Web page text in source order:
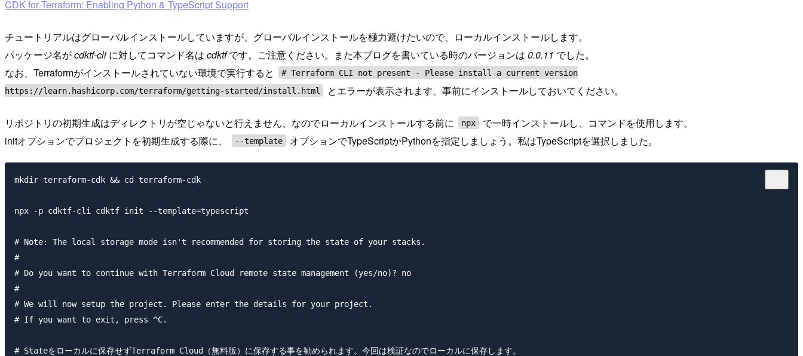
CDK for Terraform: Enabling Python & TypeScript Support
チュートリアルはグローバルインストールしていますが、グローバルインストールを極力避けたいので、ローカルインストールします。
パッケージ名がcdktf-cli に対してコマンド名は cdktfです。ご注意ください。また本ブログを書いている時のバージョンは 0.0.11 でした。
なお、Terraformがインストールされていない環境で実行すると
# Terraform CLI not present - Please install a current version
https://learn.hashicorp.com/terraform/getting-started/install.html
とエラーが表示されます、事前にインストールしておいてください。
リポジトリの初期生成はディレクトリが空じゃないと行えません、なのでローカルインストールする前に npx
で一時インストールし、コマンドを使用します。
initオプションでプロジェクトを初期生成する際に、
--template オプションでTypeScriptかPythonを指定しましょう。私はTypeScriptを選択しました。
mkdir terraform-cdk && cd terraform-cdk
npx -p cdktf-cli cdktf init --template=typescript
# Note: The local storage mode isn't recommended for storing the state of your stacks.
#
# Do you want to continue with Terraform Cloud remote state management (yes/no)? no
#
# We will now setup the project. Please enter the details for your project.
# If you want to exit, press ^C.
# Stateをローカルに保存せずTerraform Cloud（無料版）に保存する事を勧められます。今回は検証なのでローカルに保存します。